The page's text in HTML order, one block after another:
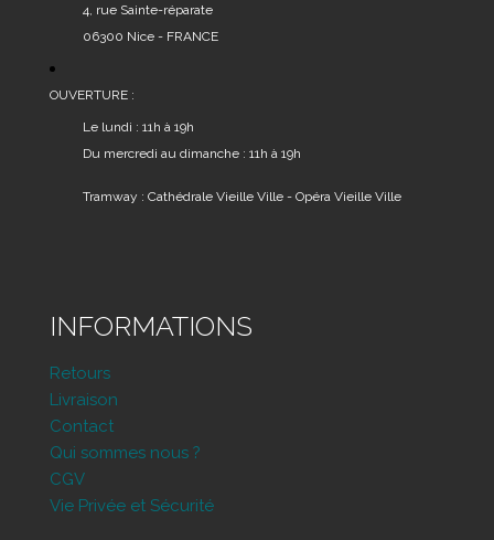
4, rue Sainte-réparate
06300 Nice - FRANCE
OUVERTURE :
Le lundi : 11h à 19h
Du mercredi au dimanche : 11h à 19h
Tramway : Cathédrale Vieille Ville - Opéra Vieille Ville
INFORMATIONS
Retours
Livraison
Contact
Qui sommes nous ?
CGV
Vie Privée et Sécurité